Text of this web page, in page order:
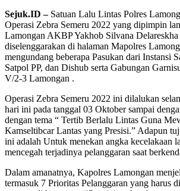
Sejuk.ID – Satuan Lalu Lintas Polres
Operasi Zebra Semeru 2022 yang dipimpin
Lamongan AKBP Yakhob Silvana
diselenggarakan di halaman Mapolres
mengundang beberapa Pasukan dari Instansi
Satpol PP, dan Dishub serta Gabungan
V/2-3 Lamongan .
Operasi Zebra Semeru 2022 ini dilalukan
hari ini pada tanggal 03 Oktober sampai
dengan tema “ Tertib Berlalu Lintas Guna
Kamseltibcar Lantas yang Presisi.” Adapun
ini adalah Untuk menekan angka kecelakaan
mencegah terjadinya pelanggaran saat
Dalam amanatnya, Kapolres Lamongan
termasuk 7 Prioritas Pelanggaran yang harus